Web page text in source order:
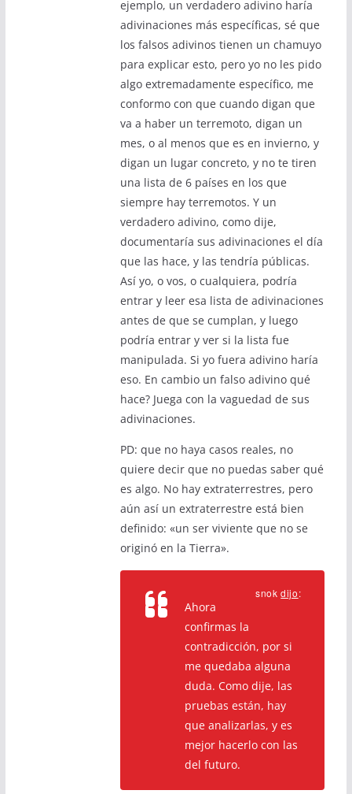
ejemplo, un verdadero adivino haría
adivinaciones más específicas, sé que
los falsos adivinos tienen un chamuyo
para explicar esto, pero yo no les pido
algo extremadamente específico, me
conformo con que cuando digan que
va a haber un terremoto, digan un
mes, o al menos que es en invierno, y
digan un lugar concreto, y no te tiren
una lista de 6 países en los que
siempre hay terremotos. Y un
verdadero adivino, como dije,
documentaría sus adivinaciones el día
que las hace, y las tendría públicas.
Así yo, o vos, o cualquiera, podría
entrar y leer esa lista de adivinaciones
antes de que se cumplan, y luego
podría entrar y ver si la lista fue
manipulada. Si yo fuera adivino haría
eso. En cambio un falso adivino qué
hace? Juega con la vaguedad de sus
adivinaciones.
PD: que no haya casos reales, no
quiere decir que no puedas saber qué
es algo. No hay extraterrestres, pero
aún así un extraterrestre está bien
definido: «un ser viviente que no se
originó en la Tierra».
snokdijo:
Ahora
confirmas la
contradicción, por si
me quedaba alguna
duda. Como dije, las
pruebas están, hay
que analizarlas, y es
mejor hacerlo con las
del futuro.